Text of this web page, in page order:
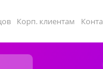
Корп. клиентам